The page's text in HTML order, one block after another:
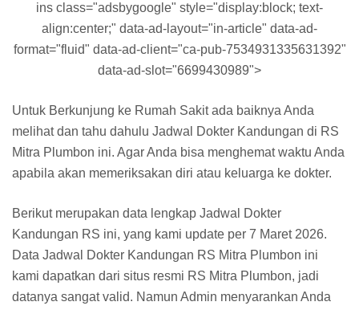
ins class="adsbygoogle" style="display:block; text-
align:center;" data-ad-layout="in-article" data-ad-
format="fluid" data-ad-client="ca-pub-7534931335631392"
data-ad-slot="6699430989">
Untuk Berkunjung ke Rumah Sakit ada baiknya Anda
melihat dan tahu dahulu Jadwal Dokter Kandungan di RS
Mitra Plumbon ini. Agar Anda bisa menghemat waktu Anda
apabila akan memeriksakan diri atau keluarga ke dokter.
Berikut merupakan data lengkap Jadwal Dokter
Kandungan RS ini, yang kami update per 7 Maret 2026.
Data Jadwal Dokter Kandungan RS Mitra Plumbon ini
kami dapatkan dari situs resmi RS Mitra Plumbon, jadi
datanya sangat valid. Namun Admin menyarankan Anda